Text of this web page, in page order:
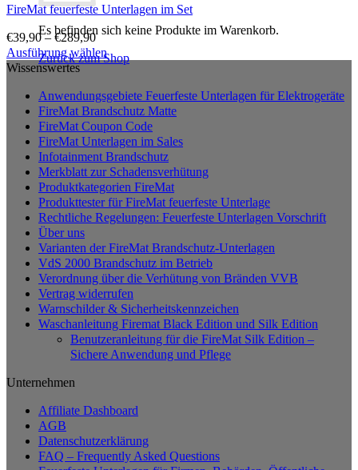
Es befinden sich keine Produkte im Warenkorb.
Zurück zum Shop
FireMat feuerfeste Unterlagen im Set
€39,90– €289,90
Ausführung wählen
Dieses
weist
mehrere
Varianten
Optionen
können
Produktseite
gewählt
werden
Wissenswertes
Anwendungsgebiete Feuerfeste Unterlagen für Elektrogeräte
FireMat Brandschutz Matte
FireMat Coupon Code
FireMat Unterlagen im Sales
Infotainment Brandschutz
Merkblatt zur Schadensverhütung
Produktkategorien FireMat
Produkttester für FireMat feuerfeste Unterlage
Rechtliche Regelungen: Feuerfeste Unterlagen Vorschrift
Über uns
Varianten der FireMat Brandschutz-Unterlagen
VdS 2000 Brandschutz im Betrieb
Verordnung über die Verhütung von Bränden VVB
Vertrag widerrufen
Warnschilder & Sicherheitskennzeichen
Waschanleitung Firemat Black Edition und Silk Edition
Benutzeranleitung für die FireMat Silk Edition –
Sichere Anwendung und Pflege
Unternehmen
Affiliate Dashboard
AGB
Datenschutzerklärung
FAQ – Frequently Asked Questions